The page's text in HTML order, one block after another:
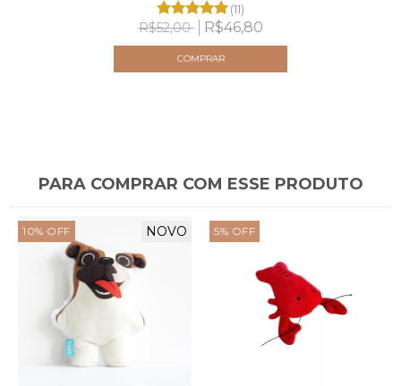
(11)
R$52,00 R$46,80
COMPRAR
PARA COMPRAR COM ESSE PRODUTO
10% OFF NOVO 5% OFF